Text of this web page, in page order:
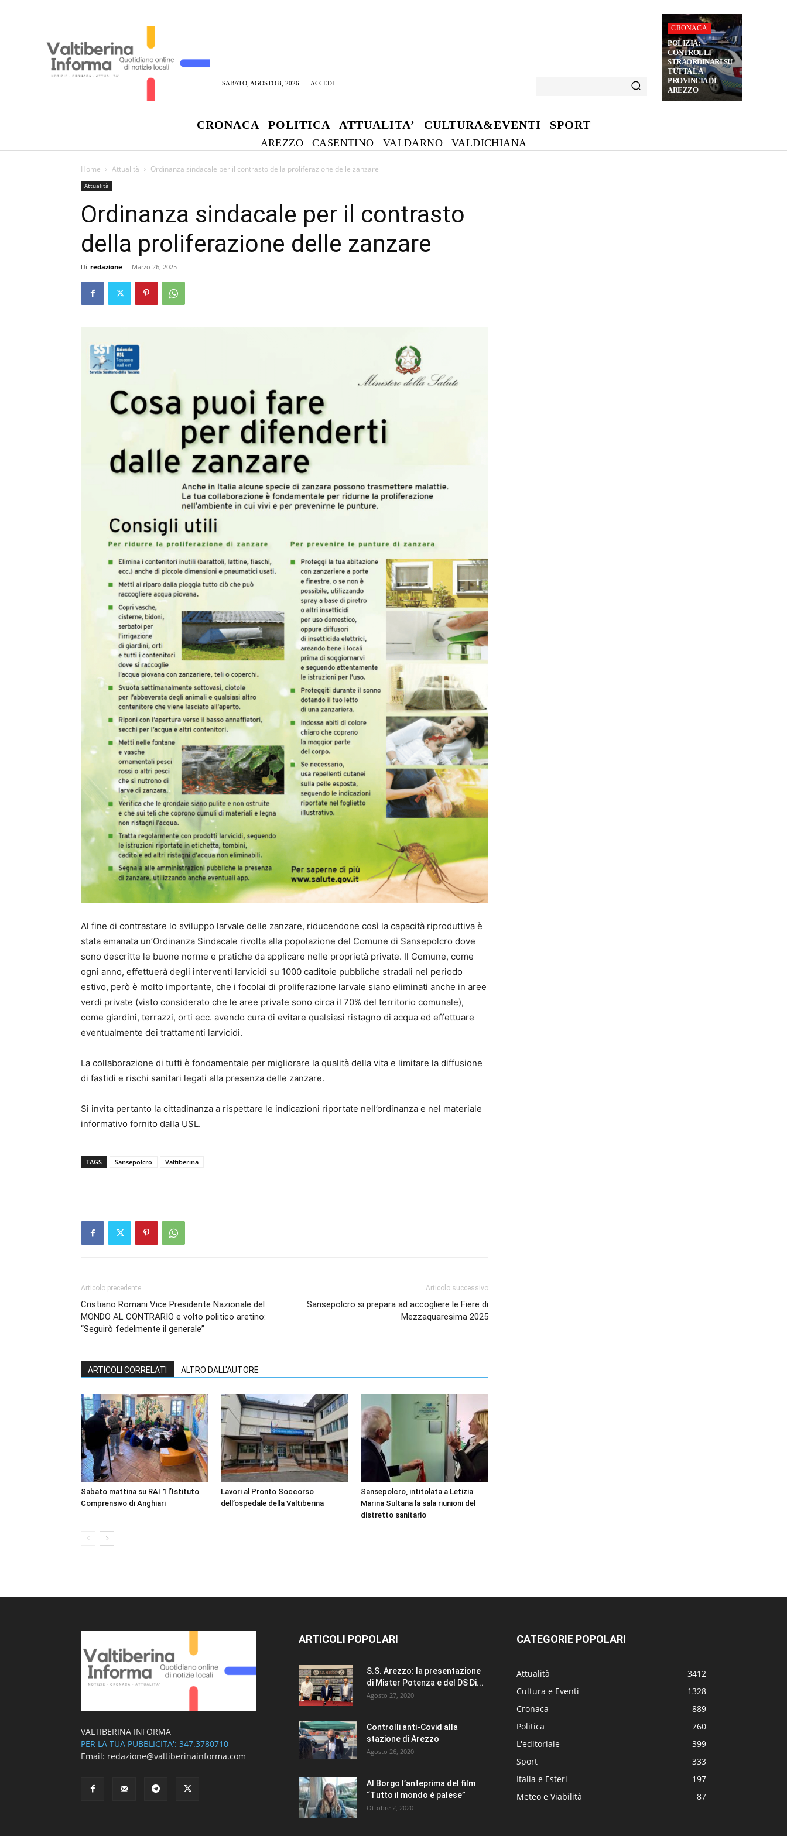
SABATO, AGOSTO 8, 2026 ACCEDI
CRONACA
POLIZIA:
CONTROLLI
STRAORDINARI SU
TUTTA LA
PROVINCIA DI
AREZZO
CRONACA POLITICA ATTUALITA’ CULTURA&EVENTI SPORT
AREZZO CASENTINO VALDARNO VALDICHIANA
Home Attualità Ordinanza sindacale per il contrasto della proliferazione delle zanzare
Attualità
Ordinanza sindacale per il contrasto
della proliferazione delle zanzare
Di redazione - Marzo 26, 2025
Al fine di contrastare lo sviluppo larvale delle zanzare, riducendone così la capacità riproduttiva è
stata emanata un’Ordinanza Sindacale rivolta alla popolazione del Comune di Sansepolcro dove
sono descritte le buone norme e pratiche da applicare nelle proprietà private. Il Comune, come
ogni anno, effettuerà degli interventi larvicidi su 1000 caditoie pubbliche stradali nel periodo
estivo, però è molto importante, che i focolai di proliferazione larvale siano eliminati anche in aree
verdi private (visto considerato che le aree private sono circa il 70% del territorio comunale),
come giardini, terrazzi, orti ecc. avendo cura di evitare qualsiasi ristagno di acqua ed effettuare
eventualmente dei trattamenti larvicidi.
La collaborazione di tutti è fondamentale per migliorare la qualità della vita e limitare la diffusione
di fastidi e rischi sanitari legati alla presenza delle zanzare.
Si invita pertanto la cittadinanza a rispettare le indicazioni riportate nell’ordinanza e nel materiale
informativo fornito dalla USL.
TAGS Sansepolcro Valtiberina
Articolo precedente
Cristiano Romani Vice Presidente Nazionale del
MONDO AL CONTRARIO e volto politico aretino:
“Seguirò fedelmente il generale”
Articolo successivo
Sansepolcro si prepara ad accogliere le Fiere di
Mezzaquaresima 2025
ARTICOLI CORRELATI ALTRO DALL'AUTORE
Sabato mattina su RAI 1 l’Istituto
Comprensivo di Anghiari
Lavori al Pronto Soccorso
dell’ospedale della Valtiberina
Sansepolcro, intitolata a Letizia
Marina Sultana la sala riunioni del
distretto sanitario
VALTIBERINA INFORMA
PER LA TUA PUBBLICITA': 347.3780710
Email: redazione@valtiberinainforma.com
ARTICOLI POPOLARI
S.S. Arezzo: la presentazione
di Mister Potenza e del DS Di...
Agosto 27, 2020
Controlli anti-Covid alla
stazione di Arezzo
Agosto 26, 2020
Al Borgo l’anteprima del film
“Tutto il mondo è palese”
Ottobre 2, 2020
CATEGORIE POPOLARI
Attualità
3412
Cultura e Eventi
1328
Cronaca
889
Politica
760
L'editoriale
399
Sport
333
Italia e Esteri
197
Meteo e Viabilità
87